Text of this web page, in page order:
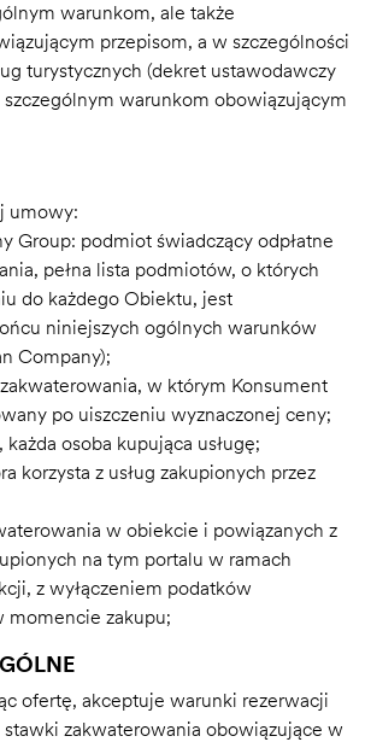
warunkom, ale także
przepisom, a w szczególności
turystycznych (dekret ustawodawczy
szczególnym warunkom obowiązującym
umowy:
Group: podmiot świadczący odpłatne
pełna lista podmiotów, o których
do każdego Obiektu, jest
niniejszych ogólnych warunków
Company);
w którym Konsument
po uiszczeniu wyznaczonej ceny;
osoba kupująca usługę;
korzysta z usług zakupionych przez
w obiekcie i powiązanych z
na tym portalu w ramach
z wyłączeniem podatków
momencie zakupu;
ofertę, akceptuje warunki rezerwacji
zakwaterowania obowiązujące w